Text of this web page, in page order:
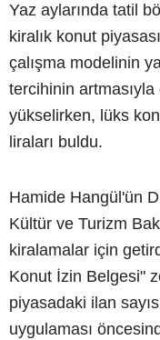
Yaz aylarında tatil
kiralık konut
çalışma modelinin
tercihinin
yükselirken, lüks
liraları buldu.
Hamide Hangül'ün
Kültür ve Turizm
kiralamalar için
Konut İzin Belgesi"
piyasadaki ilan
uygulaması